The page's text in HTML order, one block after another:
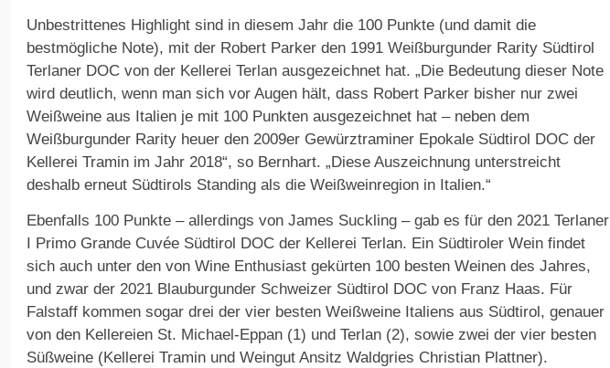
Unbestrittenes Highlight sind in diesem Jahr die 100 Punkte (und damit die
bestmögliche Note), mit der Robert Parker den 1991 Weißburgunder Rarity Südtirol
Terlaner DOC von der Kellerei Terlan ausgezeichnet hat. „Die Bedeutung dieser Note
wird deutlich, wenn man sich vor Augen hält, dass Robert Parker bisher nur zwei
Weißweine aus Italien je mit 100 Punkten ausgezeichnet hat – neben dem
Weißburgunder Rarity heuer den 2009er Gewürztraminer Epokale Südtirol DOC der
Kellerei Tramin im Jahr 2018“, so Bernhart. „Diese Auszeichnung unterstreicht
deshalb erneut Südtirols Standing als die Weißweinregion in Italien.“
Ebenfalls 100 Punkte – allerdings von James Suckling – gab es für den 2021 Terlaner
I Primo Grande Cuvée Südtirol DOC der Kellerei Terlan. Ein Südtiroler Wein findet
sich auch unter den von Wine Enthusiast gekürten 100 besten Weinen des Jahres,
und zwar der 2021 Blauburgunder Schweizer Südtirol DOC von Franz Haas. Für
Falstaff kommen sogar drei der vier besten Weißweine Italiens aus Südtirol, genauer
von den Kellereien St. Michael-Eppan (1) und Terlan (2), sowie zwei der vier besten
Süßweine (Kellerei Tramin und Weingut Ansitz Waldgries Christian Plattner).